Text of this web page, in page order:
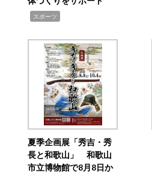
スポーツ
夏季企画展「秀吉・秀
長と和歌山」 和歌山
市立博物館で8月8日か